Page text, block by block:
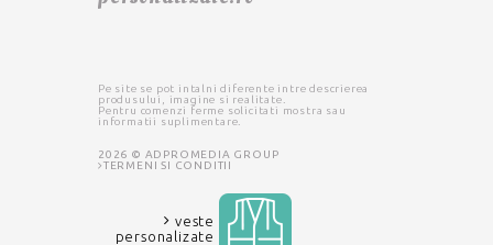
Pe site se pot intalni diferente intre descrierea
produsului, imagine si realitate.
Pentru comenzi ferme solicitati mostra sau
informatii suplimentare.
2026 © ADPROMEDIA GROUP
TERMENI SI CONDITII
veste
personalizate